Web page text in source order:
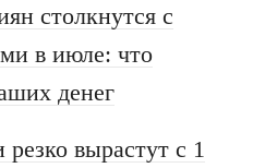
столкнутся с
в июле: что
денег
вырастут с 1